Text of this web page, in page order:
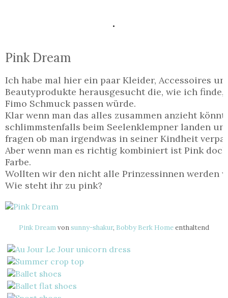
.
Pink Dream
Ich habe mal hier ein paar Kleider, Accessoires
Beautyprodukte herausgesucht die, wie ich finde,
Fimo Schmuck passen würde.
Klar wenn man das alles zusammen anzieht
schlimmstenfalls beim Seelenklempner landen
fragen ob man irgendwas in seiner Kindheit
Aber wenn man es richtig kombiniert ist Pink
Farbe.
Wollten wir den nicht alle Prinzessinnen werden
Wie steht ihr zu pink?
Pink Dreamvonsunny-shakur, Bobby Berk Homeenthaltend